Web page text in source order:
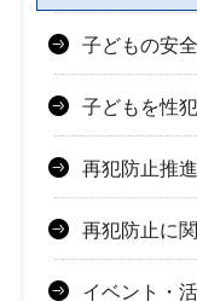
子どもの安全
子どもを性
再犯防止推
再犯防止に
イベント・